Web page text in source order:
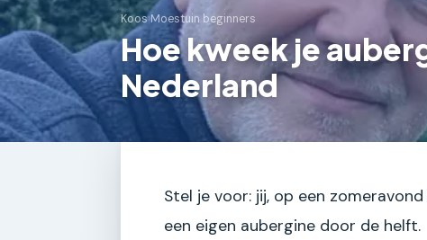
Koos›Moestuin beginners
Hoe kweek je
Nederland
Stel je voor: jij, op een
een eigen aubergine door de helft.